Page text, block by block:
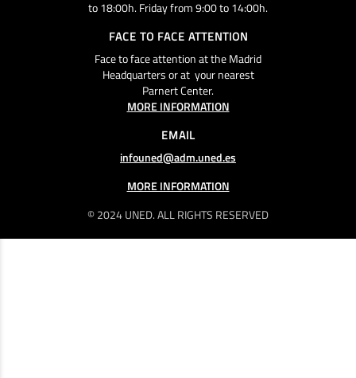
© 2024 UNED. ALL RIGHTS RESERVED
to 18:00h. Friday from 9:00 to 14:00h.
FACE TO FACE ATTENTION
Face to face attention at the Madrid
Headquarters or at your nearest
Parnert Center.
MORE INFORMATION
EMAIL
infouned@adm.uned.es
MORE INFORMATION